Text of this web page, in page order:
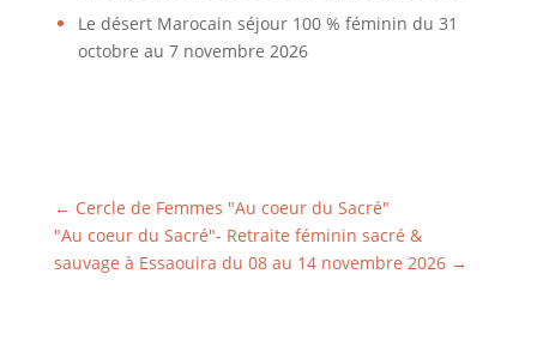
Le désert Marocain séjour 100 % féminin du 31
octobre au 7 novembre 2026
← Cercle de Femmes "Au coeur du Sacré"
"Au coeur du Sacré"- Retraite féminin sacré &
sauvage à Essaouira du 08 au 14 novembre 2026→